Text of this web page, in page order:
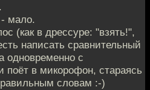
мало.
(как в дрессуре: "взять!",
написать сравнительный
одновременно с
в микорофон, стараясь
словам :-)